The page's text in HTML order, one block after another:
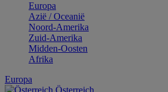
Europa
Aziё / Oceaniё
Noord-Amerika
Zuid-Amerika
Midden-Oosten
Afrika
Europa
Österreich